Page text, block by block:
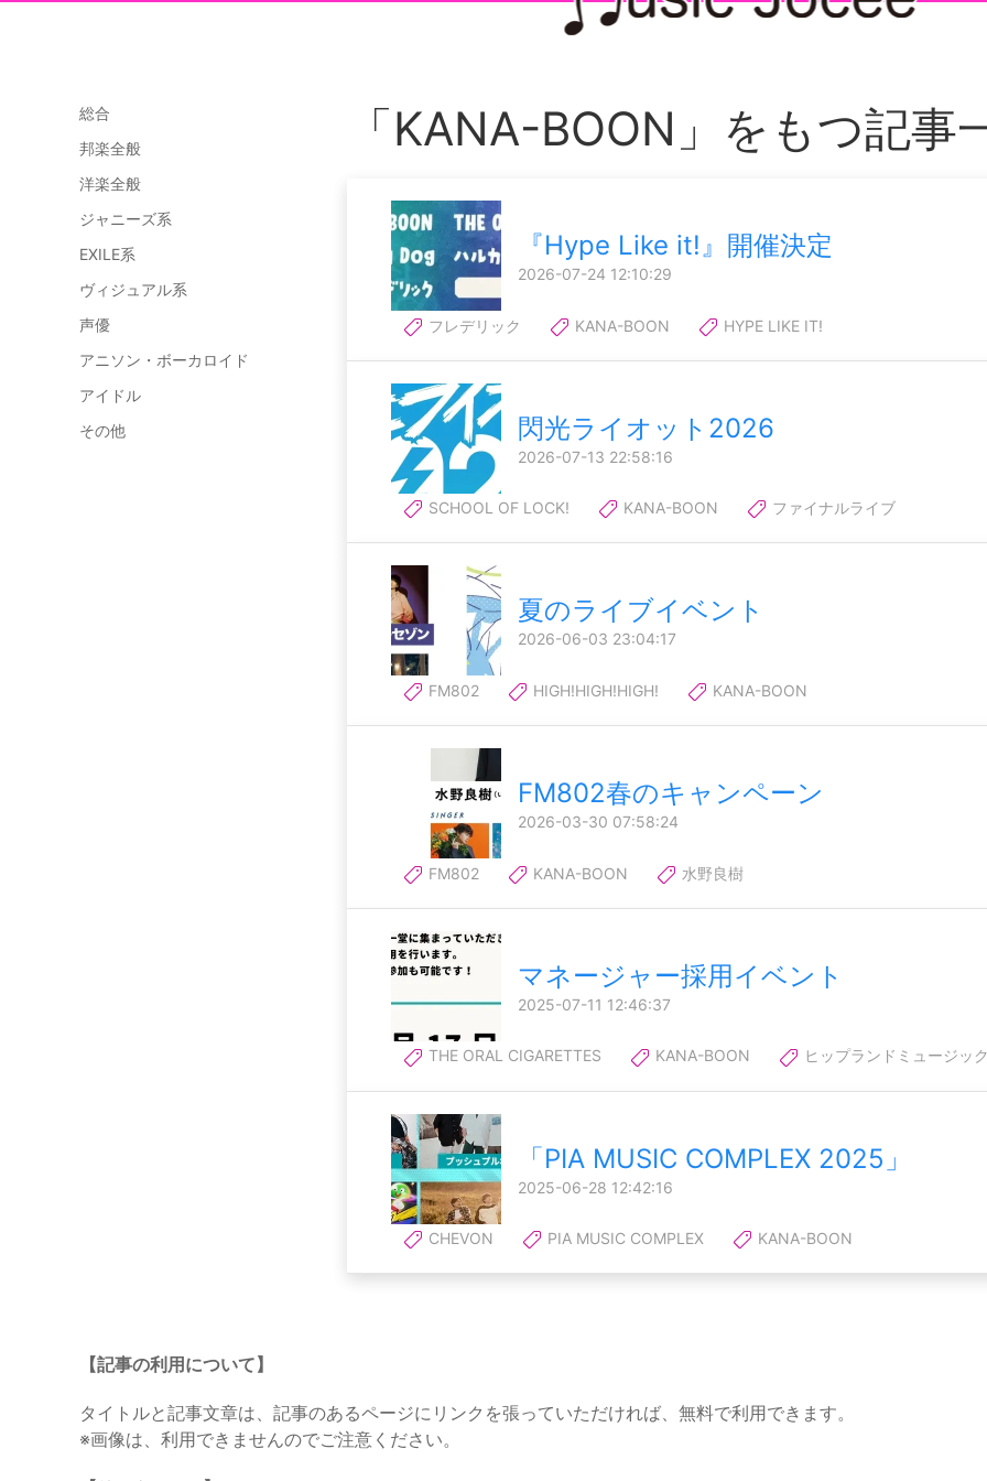
総合
邦楽全般
洋楽全般
ジャニーズ系
EXILE系
ヴィジュアル系
声優
アニソン・ボーカロイド
アイドル
その他
「KANA-BOON」をもつ記事
『Hype Like it!』開催決定
2026-07-24 12:10:29
フレデリック KANA-BOON HYPE LIKE IT!
閃光ライオット2026
2026-07-13 22:58:16
SCHOOL OF LOCK! KANA-BOON ファイナルライブ
夏のライブイベント
2026-06-03 23:04:17
FM802 HIGH!HIGH!HIGH! KANA-BOON
FM802春のキャンペーン
2026-03-30 07:58:24
FM802 KANA-BOON 水野良樹
マネージャー採用イベント
2025-07-11 12:46:37
THE ORAL CIGARETTES KANA-BOON ヒップランドミュージッ
「PIA MUSIC COMPLEX 2025」
2025-06-28 12:42:16
CHEVON PIA MUSIC COMPLEX KANA-BOON
【記事の利用について】
タイトルと記事文章は、記事のあるページにリンクを張っていただければ、無料で利用できます。
※画像は、利用できませんのでご注意ください。